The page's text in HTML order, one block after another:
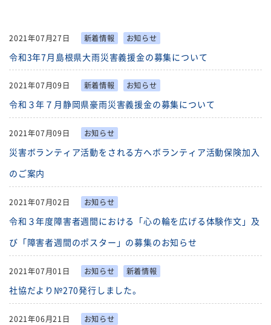
社協とは
福祉団体 規約・様式
広報誌 情報公表
採用
お問い合せ お知らせ
行事予定 リンク
プライバシーポリシー
カスタマーハラスメントに
2021年07月27日 新着情報 お知らせ
令和3年7月島根県大雨災害義援金の募集について
2021年07月09日 新着情報 お知らせ
令和３年７月静岡県豪雨災害義援金の募集について
2021年07月09日 お知らせ
災害ボランティア活動をされる方へボランティア活動保険加入
のご案内
2021年07月02日 お知らせ
令和３年度障害者週間における「心の輪を広げる体験作文」及
び「障害者週間のポスター」の募集のお知らせ
2021年07月01日 お知らせ 新着情報
社協だより№270発行しました。
2021年06月21日 お知らせ